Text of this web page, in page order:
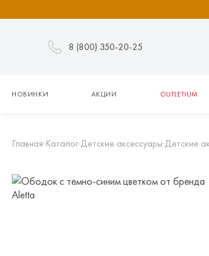
8 (800) 350-20-25
НОВИНКИ АКЦИИ OUTLETIUM
Главная Каталог Детские аксессуары Детские